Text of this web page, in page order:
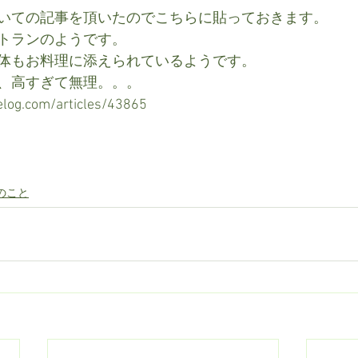
ての記事を頂いたのでこちらに貼っておきます。
ランのようです。
もお料理に添えられているようです。
高すぎて無理。。。
articles/43865
こと